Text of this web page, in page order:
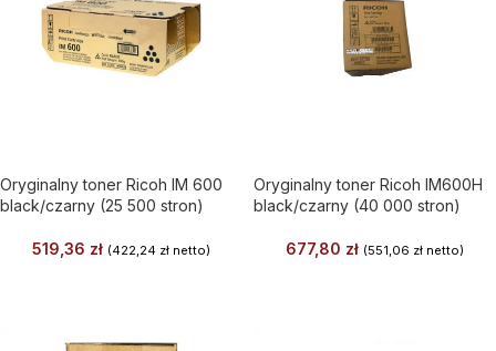
Oryginalny toner Ricoh IM 600
black/czarny (25 500 stron)
519,36 zł (422,24 zł netto)
Oryginalny toner Ricoh IM600H
black/czarny (40 000 stron)
677,80 zł (551,06 zł netto)